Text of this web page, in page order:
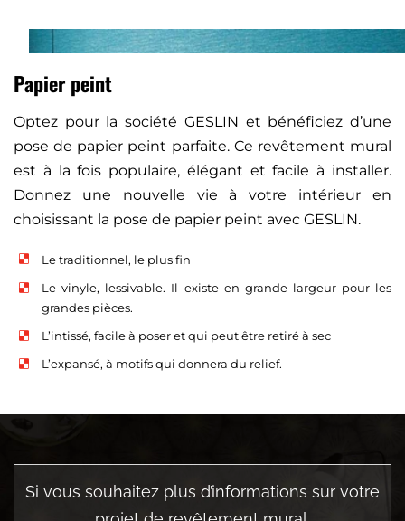
Papier peint
Optez pour la société GESLIN et bénéficiez d’une
pose de papier peint parfaite. Ce revêtement mural
est à la fois populaire, élégant et facile à installer.
Donnez une nouvelle vie à votre intérieur en
choisissant la pose de papier peint avec GESLIN.
Le traditionnel, le plus fin
Le vinyle, lessivable. Il existe en grande largeur pour les
grandes pièces.
L’intissé, facile à poser et qui peut être retiré à sec
L’expansé, à motifs qui donnera du relief.
Si vous souhaitez plus d’informations sur votre